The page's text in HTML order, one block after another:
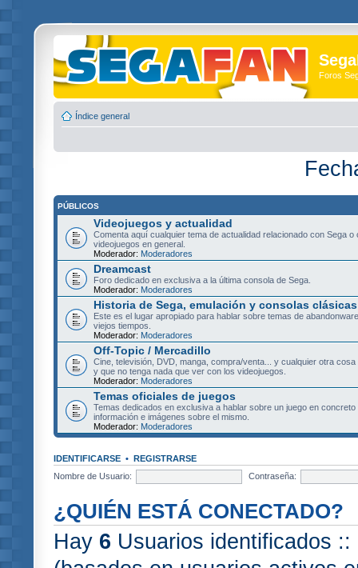
Foros
Índice general
PÚBLICOS
Videojuegos y actualidad
Comenta aquí cualquier tema de actualidad relacionado con Sega o
videojuegos en general.
Moderador: Moderadores
Dreamcast
Foro dedicado en exclusiva a la última consola de Sega.
Moderador: Moderadores
Historia de Sega, emulación y consolas clásicas
Este es el lugar apropiado para hablar sobre temas de
viejos tiempos.
Moderador: Moderadores
Off-Topic / Mercadillo
Cine, televisión, DVD, manga, compra/venta... y cualquier otra
y que no tenga nada que ver con los videojuegos.
Moderador: Moderadores
Temas oficiales de juegos
Temas dedicados en exclusiva a hablar sobre un juego en concreto
información e imágenes sobre el mismo.
Moderador: Moderadores
IDENTIFICARSE • REGISTRARSE
Nombre de Usuario:
Contraseña:
¿QUIÉN ESTÁ CONECTADO?
Hay 6 Usuarios identificados